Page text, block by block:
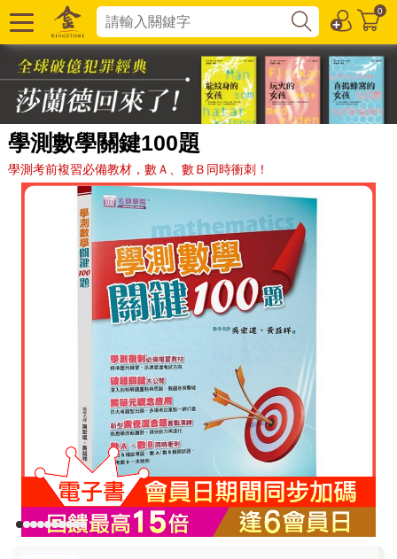
0
學測數學關鍵100題
學測考前複習必備教材，數Ａ、數Ｂ同時衝刺！